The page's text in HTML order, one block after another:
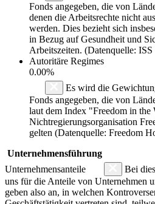
Fonds angegeben, die von
denen die Arbeitsrechte nicht
werden. Dies bezieht sich
in Bezug auf Gesundheit und
Arbeitszeiten. (Datenquelle:
Autoritäre Regimes
0.00%
Es wird die
Fonds angegeben, die von
laut dem Index "Freedom in the
Nichtregierungsorganisation
gelten (Datenquelle: Freedom
Unternehmensführung
Unternehmensanteile
Bei
uns für die Anteile von Unternehmen
geben also an, in welchen